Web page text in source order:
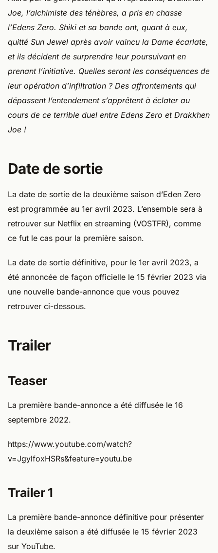
Joe, l’alchimiste des ténèbres, a pris en chasse
l’Edens Zero. Shiki et sa bande ont, quant à eux,
quitté Sun Jewel après avoir vaincu la Dame écarlate,
et ils décident de surprendre leur poursuivant en
prenant l’initiative. Quelles seront les conséquences de
leur opération d’infiltration ? Des affrontements qui
dépassent l’entendement s’apprêtent à éclater au
cours de ce terrible duel entre Edens Zero et Drakkhen
Joe !
Date de sortie
La date de sortie de la deuxième saison d’Eden Zero
est programmée au 1er avril 2023. L’ensemble sera à
retrouver sur Netflix en streaming (VOSTFR), comme
ce fut le cas pour la première saison.
La date de sortie définitive, pour le 1er avril 2023, a
été annoncée de façon officielle le 15 février 2023 via
une nouvelle bande-annonce que vous pouvez
retrouver ci-dessous.
Trailer
Teaser
La première bande-annonce a été diffusée le 16
septembre 2022.
https://www.youtube.com/watch?
v=JgylfoxHSRs&feature=youtu.be
Trailer 1
La première bande-annonce définitive pour présenter
la deuxième saison a été diffusée le 15 février 2023
sur YouTube.